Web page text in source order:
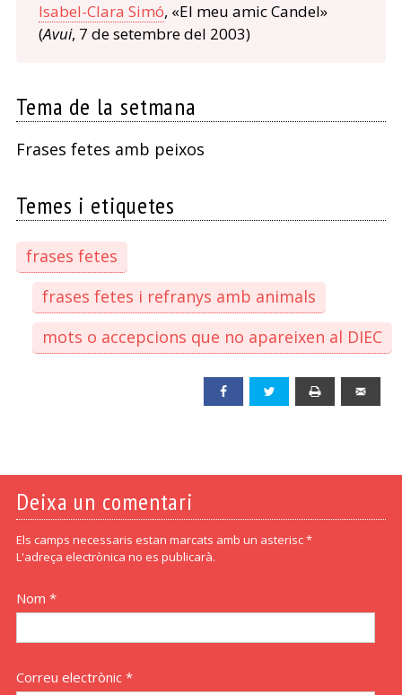
Isabel-Clara Simó, «El meu amic Candel»
(Avui, 7 de setembre del 2003)
Tema de la setmana
Frases fetes amb peixos
Temes i etiquetes
frases fetes
frases fetes i refranys amb animals
mots o accepcions que no apareixen al DIEC
Facebook Twitter
Deixa un comentari
Els camps necessaris estan marcats amb un asterisc *
L'adreça electrònica no es publicarà.
Nom *
Correu electrònic *